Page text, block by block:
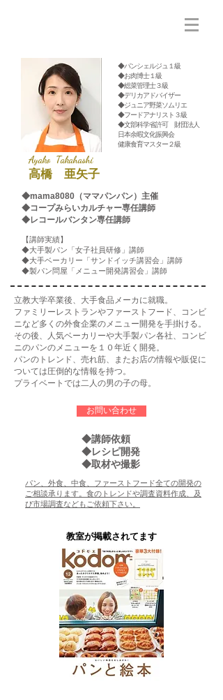
◆パンシェルジュ１級​
◆お肉博士１級
◆総菜管理士３級
◆デリカアドバイザー
◆ジュニア野菜ソムリエ
◆フードアナリスト３級
​◆文部科学省許可 財団法人
日本余暇文化振興会
健康食育マスター２級
Ayako Takahashi
​高橋 亜矢子
◆mama8080（ママパンパン）主催
​◆コープみらいカルチャー専任講師
​◆レコールバンタン専任講師
【講師実績】
◆大手製パン「女子社員研修」講師
​◆大手ベーカリー「サンドイッチ講習会」講師
◆製パン問屋「メニュー開発講習会」講師
​立教大学卒業後、大手食品メーカに就職。
ファミリーレストランやファーストフード、コンビ
ニなど多くの外食企業のメニュー開発を手掛ける。
その後、人気ベーカリーや大手製パン各社、コンビ
ニのパンのメニューを１０年近く開発。
パンのトレンド、売れ筋、またお店の情報や販促に
ついては圧倒的な情報を持つ。
​プライベートでは二人の男の子の母。
お問い合わせ
◆講師依頼
◆レシピ開発
​◆取材や撮影
パン、外食、中食、ファーストフード全ての開発の
ご相談承ります。食のトレンドや調査資料作成、及
び市場調査などもご依頼下さい。
教室が掲載されてます